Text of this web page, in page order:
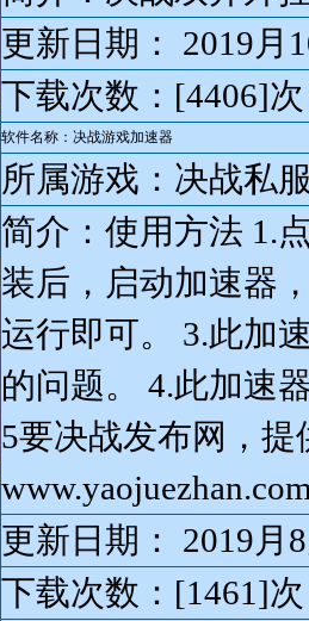
更新日期： 2019月
下载次数：[4406]次
软件名称：决战游戏加速器
所属游戏：决战私
简介：使用方法 1.
装后，启动加速器
运行即可。 3.此加
的问题。 4.此加速
5要决战发布网，
更新日期： 2019月
下载次数：[1461]次